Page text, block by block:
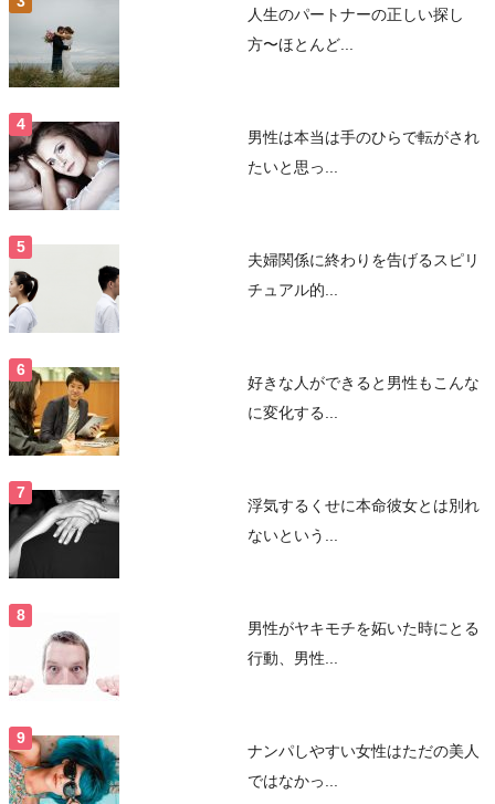
人生のパートナーの正しい探し
方〜ほとんど...
男性は本当は手のひらで転がされ
たいと思っ...
夫婦関係に終わりを告げるスピリ
チュアル的...
好きな人ができると男性もこんな
に変化する...
浮気するくせに本命彼女とは別れ
ないという...
男性がヤキモチを妬いた時にとる
行動、男性...
ナンパしやすい女性はただの美人
ではなかっ...